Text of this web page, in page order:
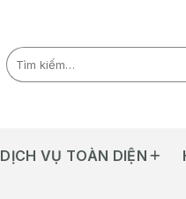
DỊCH VỤ TOÀN DIỆN